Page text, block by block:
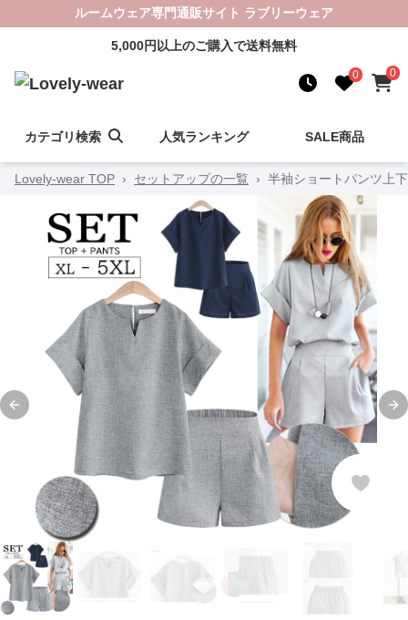
ルームウェア専門通販サイト ラブリーウェア
5,000円以上のご購入で送料無料
0 0
カテゴリ検索 人気ランキング SALE商品
Lovely-wear TOP › セットアップの一覧 › 半袖ショートパンツ上
Previous slide